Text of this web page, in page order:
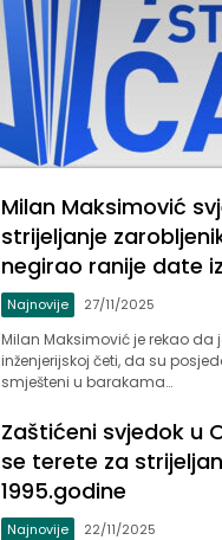
Milan Maksimović
strijeljanje
negirao ranije date
Najnovije 27/11/2025
Milan Maksimović je rekao da
inženjerijskoj četi, da su
smješteni u barakama…
Zaštićeni svjedok u
se terete za
1995.godine
Najnovije 22/11/2025